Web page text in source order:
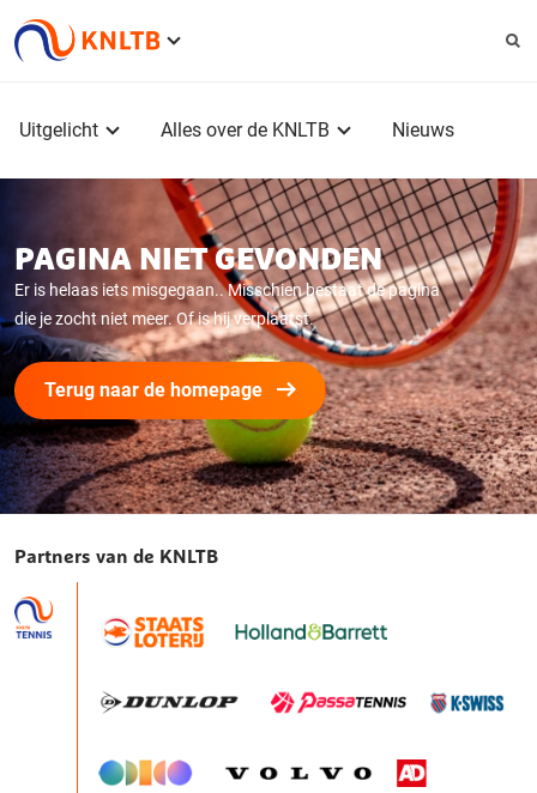
Uitgelicht Alles over de KNLTB Nieuws
PAGINA NIET GEVONDEN
Er is helaas iets misgegaan.. Misschien bestaat de pagina
die je zocht niet meer. Of is hij verplaatst.
Terug naar de homepage
Partners van de KNLTB